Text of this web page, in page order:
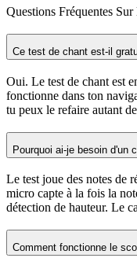
Questions Fréquentes
Ce test de chant est-il
Oui. Le test de chant est
fonctionne dans ton
tu peux le refaire autant
Pourquoi ai-je besoin d'un
Le test joue des notes de
micro capte à la fois la
détection de hauteur. Le
Comment fonctionne le